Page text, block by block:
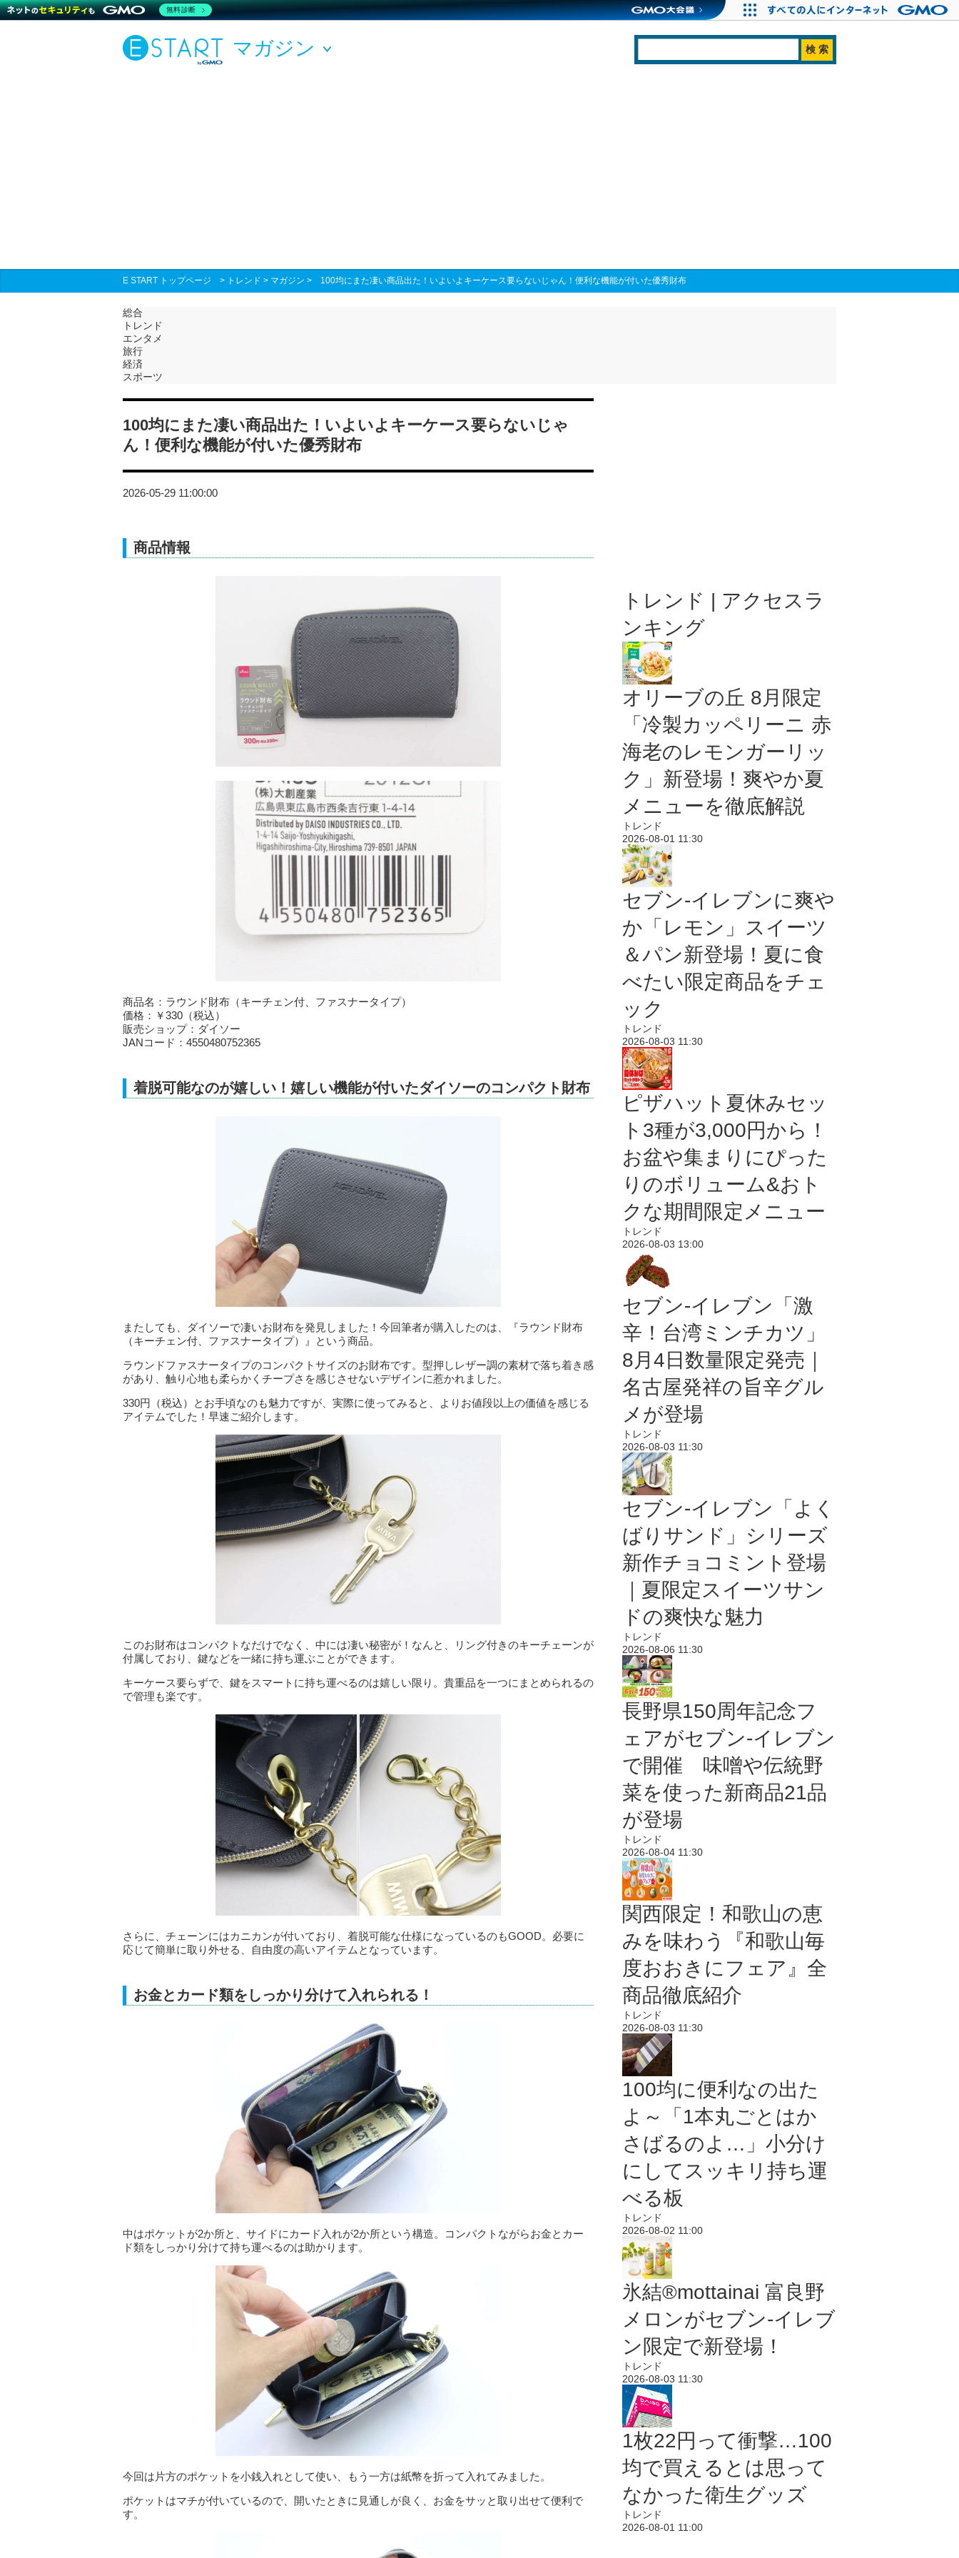
マガジン
E START トップページ > トレンド > マガジン > 100均にまた凄い商品出た！いよいよキーケース要らないじゃん！便利な機能が付いた優秀財布
総合
トレンド
エンタメ
旅行
経済
スポーツ
100均にまた凄い商品出た！いよいよキーケース要らないじゃ
ん！便利な機能が付いた優秀財布
2026-05-29 11:00:00
商品情報
商品名：ラウンド財布（キーチェン付、ファスナータイプ）
価格：￥330（税込）
販売ショップ：ダイソー
JANコード：4550480752365
着脱可能なのが嬉しい！嬉しい機能が付いたダイソーのコンパクト財布
またしても、ダイソーで凄いお財布を発見しました！今回筆者が購入したのは、『ラウンド財布
（キーチェン付、ファスナータイプ）』という商品。
ラウンドファスナータイプのコンパクトサイズのお財布です。型押しレザー調の素材で落ち着き感
があり、触り心地も柔らかくチープさを感じさせないデザインに惹かれました。
330円（税込）とお手頃なのも魅力ですが、実際に使ってみると、よりお値段以上の価値を感じる
アイテムでした！早速ご紹介します。
このお財布はコンパクトなだけでなく、中には凄い秘密が！なんと、リング付きのキーチェーンが
付属しており、鍵などを一緒に持ち運ぶことができます。
キーケース要らずで、鍵をスマートに持ち運べるのは嬉しい限り。貴重品を一つにまとめられるの
で管理も楽です。
さらに、チェーンにはカニカンが付いており、着脱可能な仕様になっているのもGOOD。必要に
応じて簡単に取り外せる、自由度の高いアイテムとなっています。
お金とカード類をしっかり分けて入れられる！
中はポケットが2か所と、サイドにカード入れが2か所という構造。コンパクトながらお金とカー
ド類をしっかり分けて持ち運べるのは助かります。
今回は片方のポケットを小銭入れとして使い、もう一方は紙幣を折って入れてみました。
ポケットはマチが付いているので、開いたときに見通しが良く、お金をサッと取り出せて便利で
す。
トレンド | アクセスラ
ンキング
オリーブの丘 8月限定
「冷製カッペリーニ 赤
海老のレモンガーリッ
ク」新登場！爽やか夏
メニューを徹底解説
トレンド
2026-08-01 11:30
セブン‐イレブンに爽や
か「レモン」スイーツ
＆パン新登場！夏に食
べたい限定商品をチェ
ック
トレンド
2026-08-03 11:30
ピザハット夏休みセッ
ト3種が3,000円から！
お盆や集まりにぴった
りのボリューム&おト
クな期間限定メニュー
トレンド
2026-08-03 13:00
セブン-イレブン「激
辛！台湾ミンチカツ」
8月4日数量限定発売｜
名古屋発祥の旨辛グル
メが登場
トレンド
2026-08-03 11:30
セブン‐イレブン「よく
ばりサンド」シリーズ
新作チョコミント登場
｜夏限定スイーツサン
ドの爽快な魅力
トレンド
2026-08-06 11:30
長野県150周年記念フ
ェアがセブン-イレブン
で開催 味噌や伝統野
菜を使った新商品21品
が登場
トレンド
2026-08-04 11:30
関西限定！和歌山の恵
みを味わう『和歌山毎
度おおきにフェア』全
商品徹底紹介
トレンド
2026-08-03 11:30
100均に便利なの出た
よ～「1本丸ごとはか
さばるのよ…」小分け
にしてスッキリ持ち運
べる板
トレンド
2026-08-02 11:00
氷結®mottainai 富良野
メロンがセブン‐イレブ
ン限定で新登場！
トレンド
2026-08-03 11:30
1枚22円って衝撃…100
均で買えるとは思って
なかった衛生グッズ
トレンド
2026-08-01 11:00
無料診断